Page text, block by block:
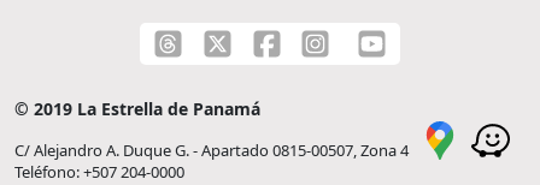
© 2019 La Estrella de Panamá
C/ Alejandro A. Duque G. - Apartado 0815-00507, Zona 4
Teléfono: +507 204-0000